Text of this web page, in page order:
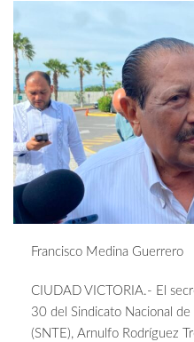
Francisco Medina Guerrero
CIUDAD VICTORIA.- El
30 del Sindicato Nacional de
(SNTE), Arnulfo Rodríguez